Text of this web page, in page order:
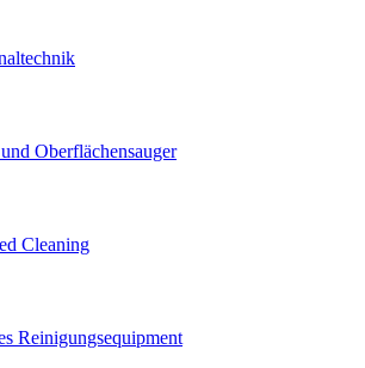
Oberflächensauger
Cleaning
Reinigungsequipment